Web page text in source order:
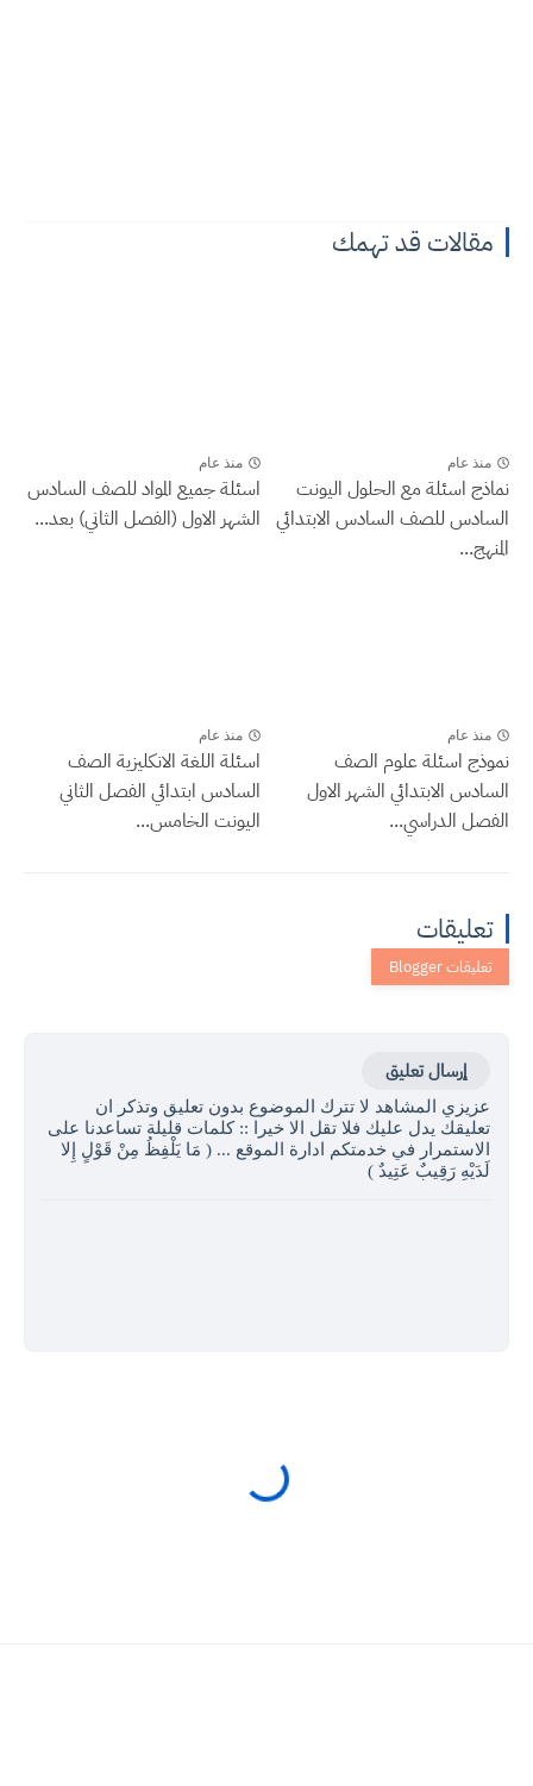
مقالات قد تهمك
منذ عام
نماذج اسئلة مع الحلول اليونت
السادس للصف السادس الابتدائي
المنهج...
منذ عام
اسئلة جميع المواد للصف السادس
الشهر الاول (الفصل الثاني) بعد...
منذ عام
نموذج اسئلة علوم الصف
السادس الابتدائي الشهر الاول
الفصل الدراسي...
منذ عام
اسئلة اللغة الانكليزية الصف
السادس ابتدائي الفصل الثاني
اليونت الخامس...
تعليقات
إرسال تعليق
عزيزي المشاهد لا تترك الموضوع بدون تعليق وتذكر ان
تعليقك يدل عليك فلا تقل الا خيرا :: كلمات قليلة تساعدنا على
الاستمرار في خدمتكم ادارة الموقع ... ( مَا يَلْفِظُ مِنْ قَوْلٍ إِلا
لَدَيْهِ رَقِيبٌ عَتِيدٌ )